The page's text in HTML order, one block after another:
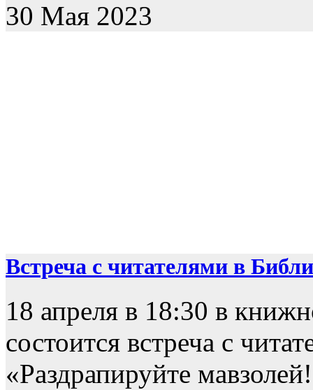
30 Мая 2023
Встреча с читателями в
18 апреля в 18:30 в
состоится встреча с
«Раздрапируйте